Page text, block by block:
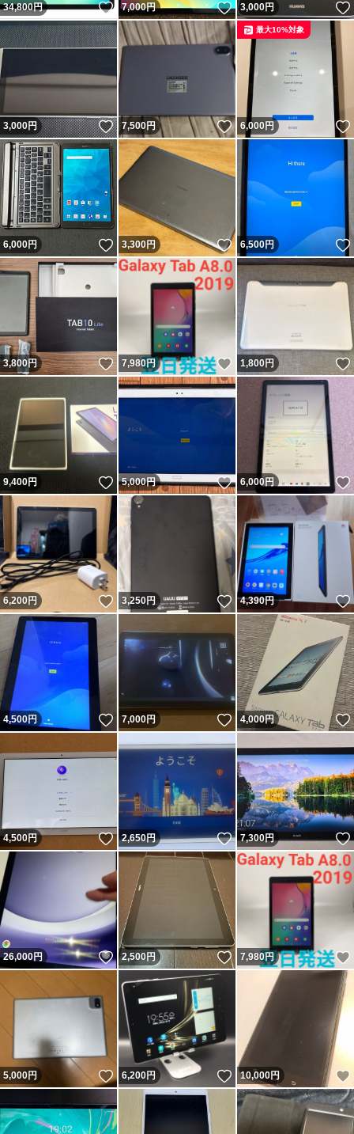
34,800円 いいね！
7,000円 いいね！
3,000円
3,000円 いいね！
7,500円 いいね！
6,000円
最大10%対象
6,000円 いいね！
3,300円 いいね！
6,500円
3,800円 いいね！
7,980円 いいね！
1,800円
9,400円 いいね！
5,000円 いいね！
6,000円
6,200円 いいね！
3,250円 いいね！
4,390円
4,500円 いいね！
7,000円 いいね！
4,000円
4,500円 いいね！
2,650円 いいね！
7,300円
26,000円 いいね！
2,500円 いいね！
7,980円
5,000円 いいね！
6,200円 いいね！
10,000円